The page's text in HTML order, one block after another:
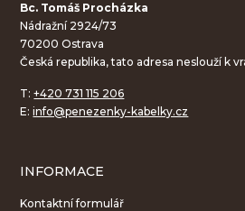
Bc. Tomáš Procházka
Nádražní 2924/73
70200 Ostrava
Česká republika, tato adresa neslouží k
T:+420 731 115 206
E:info@penezenky-kabelky.cz
INFORMACE
Kontaktní formulář